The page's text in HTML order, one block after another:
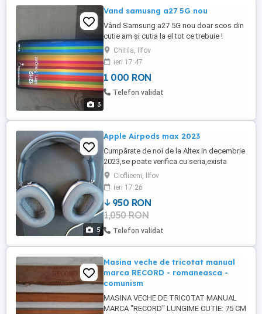
3
Vand samusng a27 5G nou
Vând Samsung a27 5G nou doar scos din
cutie am și cutia la el tot ce trebuie !
Chitila, Ilfov
ieri 17:47
1 000 RON
Telefon validat
5
Apple Airpods max 2023
Cumpărate de noi de la Altex in decembrie
2023,se poate verifica cu seria,exista
factura pe contul meu de altex
Ciofliceni, Ilfov
ieri 17:26
950 RON
1,050 RON
Telefon validat
Masina veche de tricotat manual
marca RECORD - romaneasca -
comunism
MASINA VECHE DE TRICOTAT MANUAL
MARCA "RECORD" LUNGIME CUTIE: 75 CM